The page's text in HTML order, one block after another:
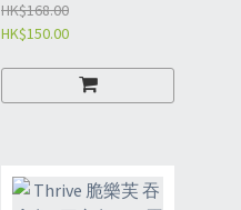
箱12罐
HK$168.00
HK$150.00